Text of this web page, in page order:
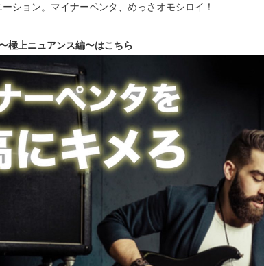
ション。マイナーペンタ、めっさオモシロイ！
極上ニュアンス編〜はこちら